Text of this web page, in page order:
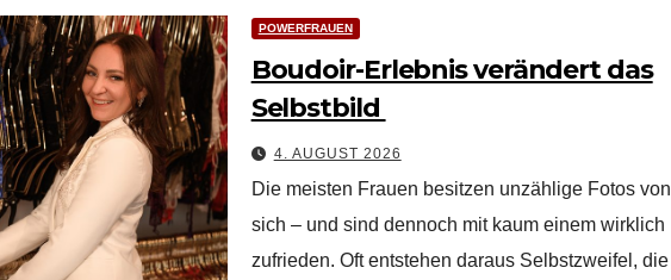
POWERFRAUEN
Boudoir-Erlebnis verändert das
Selbstbild
4. AUGUST 2026
Die meis­ten Frauen besitzen unzäh­lige Fotos von
sich – und sind den­noch mit kaum einem wirk­lich
zufrieden. Oft entste­hen daraus Selb­stzweifel, die